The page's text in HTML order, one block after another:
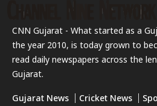
CNN Gujarat - What started as a
the year 2010, is today grown to
read daily newspapers across the
Gujarat.
Gujarat News Cricket News